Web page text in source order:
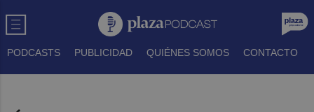
PODCASTS PUBLICIDAD QUIÉNES SOMOS CONTACTO